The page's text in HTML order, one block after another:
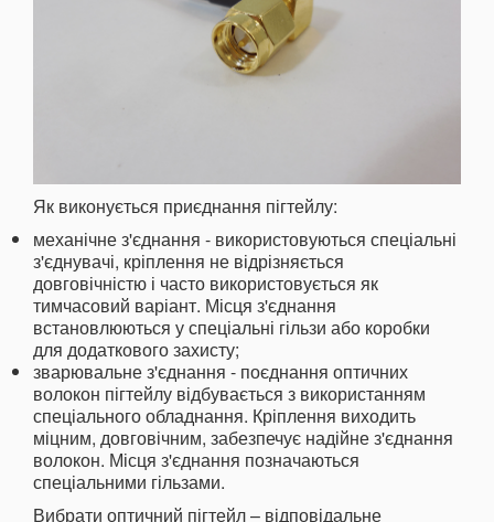
Як виконується приєднання пігтейлу:
механічне з'єднання - використовуються спеціальні
з'єднувачі, кріплення не відрізняється
довговічністю і часто використовується як
тимчасовий варіант. Місця з'єднання
встановлюються у спеціальні гільзи або коробки
для додаткового захисту;
зварювальне з'єднання - поєднання оптичних
волокон пігтейлу відбувається з використанням
спеціального обладнання. Кріплення виходить
міцним, довговічним, забезпечує надійне з'єднання
волокон. Місця з'єднання позначаються
спеціальними гільзами.
Вибрати оптичний пігтейл – відповідальне